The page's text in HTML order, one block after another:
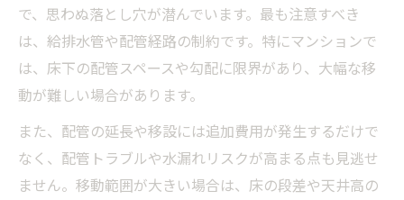
水回りリフォームを含む間取り変更のビフ
ォーアフター
戸建てやマンションの費用面で見るポイント
リフォーム間取り変更の費用相場を分かり
やすく解説
水回りの位置変更で費用が変動する理由と
は
で、思わぬ落とし穴が潜んでいます。最も注意すべき
は、給排水管や配管経路の制約です。特にマンションで
は、床下の配管スペースや勾配に限界があり、大幅な移
動が難しい場合があります。
また、配管の延長や移設には追加費用が発生するだけで
なく、配管トラブルや水漏れリスクが高まる点も見逃せ
ません。移動範囲が大きい場合は、床の段差や天井高の